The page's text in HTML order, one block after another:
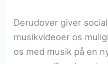
Derudover giver
musikvideoer os
os med musik på en